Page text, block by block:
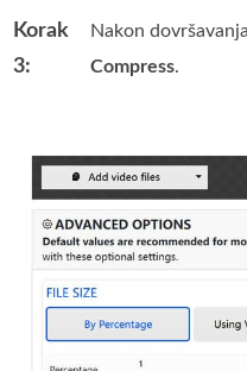
Korak
3:
Nakon
Compress.